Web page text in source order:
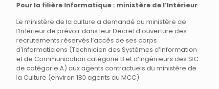
Pour la filière Informatique : ministère de l’Intérieur
Le ministère de la culture a demandé au ministère de
l’Intérieur de prévoir dans leur Décret d’ouverture des
recrutements réservés l’accès de ses corps
d’informaticiens (Technicien des Systèmes d’Information
et de Communication catégorie B et d’Ingénieurs des SIC
de catégorie A) aux agents contractuels du ministère de
la Culture (environ 180 agents au MCC).